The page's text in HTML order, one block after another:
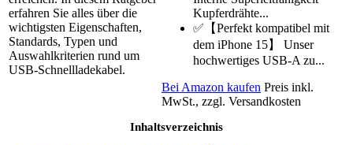
erfahren Sie alles über die
wichtigsten Eigenschaften,
Standards, Typen und
Auswahlkriterien rund um
USB-Schnellladekabel.
Kupferdrähte...
✅【Perfekt kompatibel mit
dem iPhone 15】 Unser
hochwertiges USB-A zu...
Bei Amazon kaufen Preis inkl.
MwSt., zzgl. Versandkosten
Inhaltsverzeichnis